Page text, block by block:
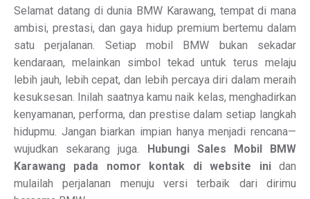
Selamat datang di dunia BMW Karawang, tempat di mana
ambisi, prestasi, dan gaya hidup premium bertemu dalam
satu perjalanan. Setiap mobil BMW bukan sekadar
kendaraan, melainkan simbol tekad untuk terus melaju
lebih jauh, lebih cepat, dan lebih percaya diri dalam meraih
kesuksesan. Inilah saatnya kamu naik kelas, menghadirkan
kenyamanan, performa, dan prestise dalam setiap langkah
hidupmu. Jangan biarkan impian hanya menjadi rencana—
wujudkan sekarang juga.
Hubungi Sales Mobil BMW
Karawang pada nomor kontak di website inidan
mulailah perjalanan menuju versi terbaik dari dirimu